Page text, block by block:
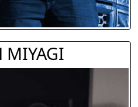
MIYAGI